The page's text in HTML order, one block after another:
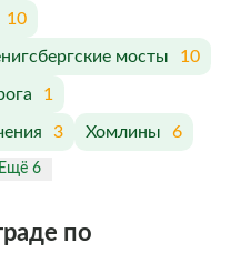
10
мосты 10
1
3 Хомлины 6
Ещё 6
по